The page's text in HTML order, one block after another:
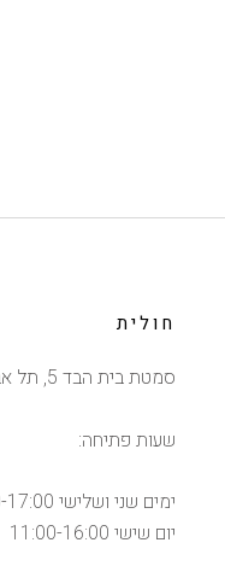
חולית
סמטת בית הבד 5, תל אביב, 03-6273939
שעות פתיחה:
ימים שני ושלישי 12:00-17:00
יום שישי 11:00-16:00